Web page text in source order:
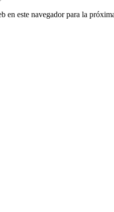
en este navegador para la